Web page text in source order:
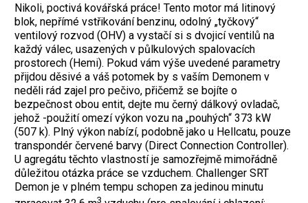
Nikoli, poctivá kovářská práce! Tento motor má litinový
blok, nepřímé vstřikování benzinu, odolný „tyčkový“
ventilový rozvod (OHV) a vystačí si s dvojicí ventilů na
každý válec, usazených v půlkulových spalovacích
prostorech (Hemi). Pokud vám výše uvedené parametry
přijdou děsivé a váš potomek by s vaším Demonem v
neděli rád zajel pro pečivo, přičemž se bojíte o
bezpečnost obou entit, dejte mu černý dálkový ovladač,
jehož -použití omezí výkon vozu na „pouhých“ 373 kW
(507 k). Plný výkon nabízí, podobně jako u Hellcatu, pouze
transpondér červené barvy (Direct Connection Controller).
U agregátu těchto vlastností je samozřejmě mimořádně
důležitou otázka práce se vzduchem. Challenger SRT
Demon je v plném tempu schopen za jedinou minutu
3